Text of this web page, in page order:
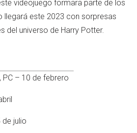
videojuego formara parte de los
llegará este 2023 con sorpresas
del universo de Harry Potter.
PC – 10 de febrero
julio